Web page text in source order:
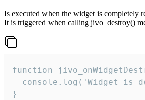
Is executed when the widget is completely
It is triggered when calling jivo_destroy()
function
console.log('Widget is
}